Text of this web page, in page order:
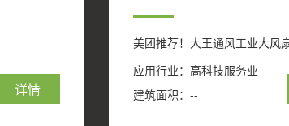
详情
应用行业：高科技服务业
建筑面积：--